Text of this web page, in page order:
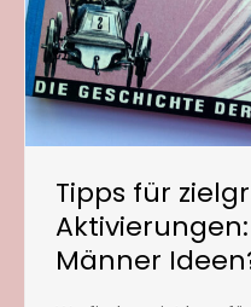
Tipps für
Männer